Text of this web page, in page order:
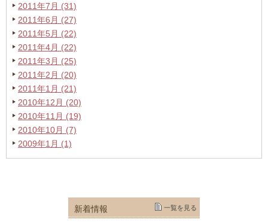
2011年7月 (31)
2011年6月 (27)
2011年5月 (22)
2011年4月 (22)
2011年3月 (25)
2011年2月 (20)
2011年1月 (21)
2010年12月 (20)
2010年11月 (19)
2010年10月 (7)
2009年1月 (1)
新着情報 一覧を見る